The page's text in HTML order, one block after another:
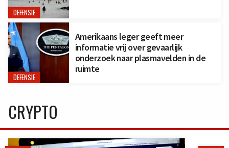
DEFENSIE
DEFENSIE
Amerikaans leger geeft meer
informatie vrij over gevaarlijk
onderzoek naar plasmavelden in de
ruimte
CRYPTO